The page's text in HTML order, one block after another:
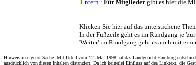
ntern : Für Mitglieder gibt es hier die
Klicken Sie hier auf das unterstichene
In der Fußzeile geht es im Rundgang je
'Weiter' im Rundgang geht es auch mit
Hinweis in eigener Sache: Mit Urteil vom 12. Mai 1998 hat das Landgericht Hamburg
ausdrücklich von diesen Inhalten distanziert. Da ich keinerlei Einfluss auf den Linktext, die